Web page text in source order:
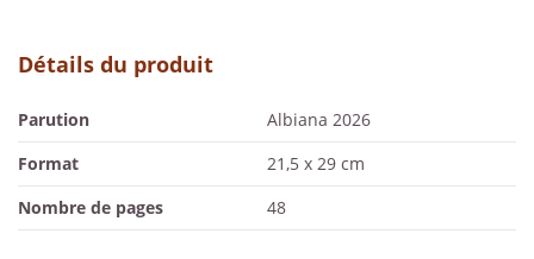
Détails du produit
Parution
Albiana 2026
Format
21,5 x 29 cm
Nombre de pages
48